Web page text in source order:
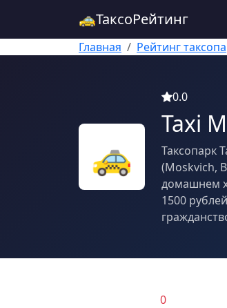
🚕ТаксоРейтинг
Главная
Рейтинг
🚕
0.0
Taxi
Таксопарк
(Moskvich,
домашнем
1500
0